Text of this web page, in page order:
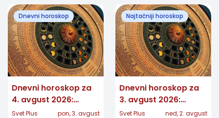
stiže dugo očekivana
vest
čekao
Dnevni horoskop
Dnevni horoskop za
4. avgust 2026:
Strelčevima stiže
Svet Plus pon, 3. avgust
Najtačniji horoskop
Dnevni horoskop za
3. avgust 2026:
Lavovi privlače
Svet Plus ned, 2. avgust